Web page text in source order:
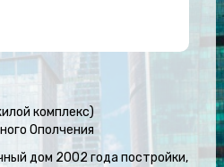
комплекс)
Ополчения
дом 2002 года постройки,